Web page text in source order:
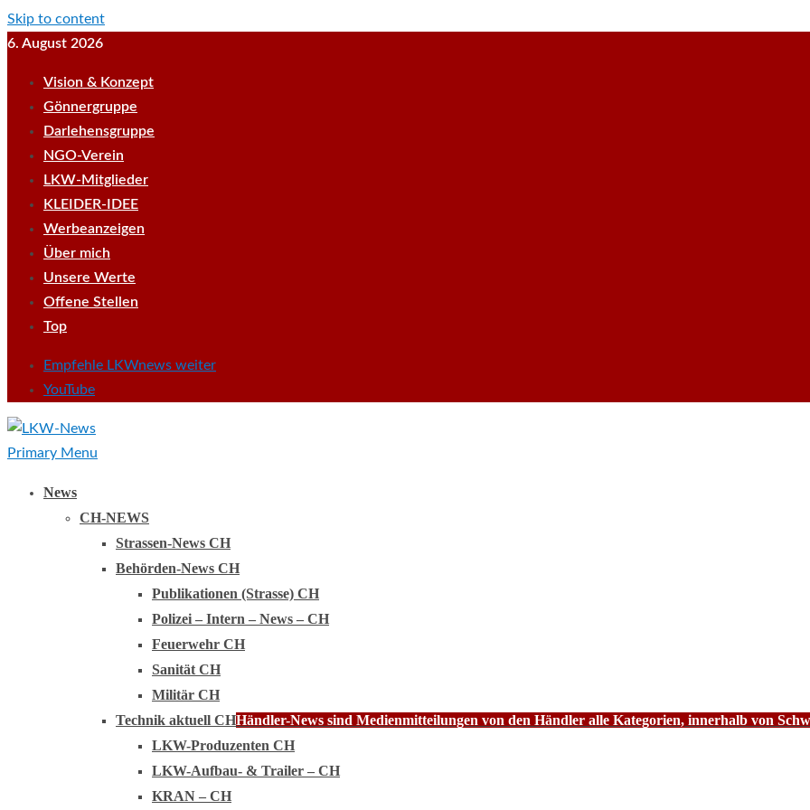
Skip to content
6. August 2026
Vision & Konzept
Gönnergruppe
Darlehensgruppe
NGO-Verein
LKW-Mitglieder
KLEIDER-IDEE
Werbeanzeigen
Über mich
Unsere Werte
Offene Stellen
Top
Empfehle LKWnews weiter
YouTube
Primary Menu
News
CH-NEWS
Strassen-News CH
Behörden-News CH
Publikationen (Strasse) CH
Polizei – Intern – News – CH
Feuerwehr CH
Sanität CH
Militär CH
Technik aktuell CHHändler-News sind Medienmitteilungen von den Händler alle Kategorien, innerhalb von
LKW-Produzenten CH
LKW-Aufbau- & Trailer – CH
KRAN – CH